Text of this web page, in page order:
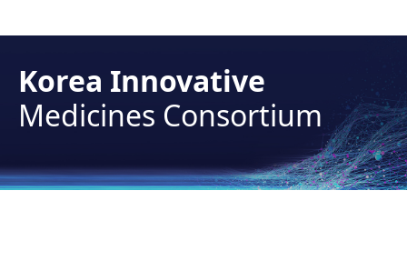
Korea Innovative
Medicines Consortium